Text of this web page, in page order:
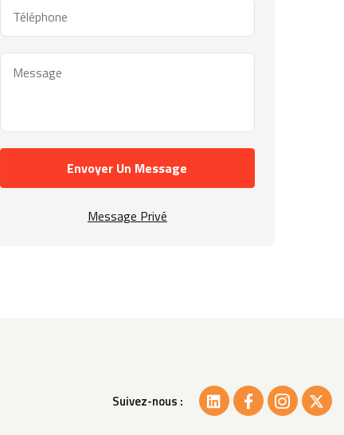
Envoyer Un Message
Message Privé
Suivez-nous :